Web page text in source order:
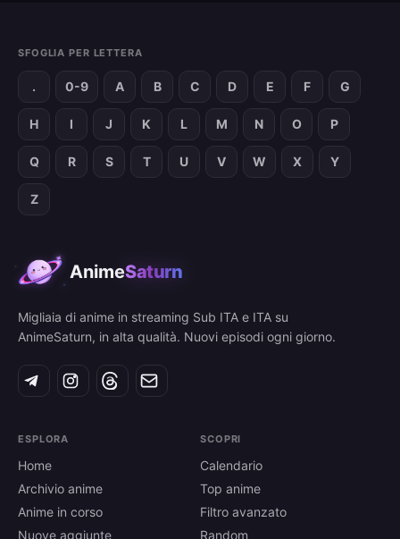
SFOGLIA PER LETTERA
. 0-9 A B C D E F G
H I J K L M N O P
Q R S T U V W X Y
Z
AnimeSaturn
Migliaia di anime in streaming Sub ITA e ITA su
AnimeSaturn, in alta qualità. Nuovi episodi ogni giorno.
ESPLORA
Home
Archivio anime
Anime in corso
Nuove aggiunte
SCOPRI
Calendario
Top anime
Filtro avanzato
Random